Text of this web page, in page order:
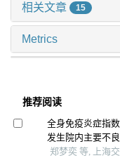
相关文章 15
Metrics
推荐阅读
全身免疫炎症指
发生院内主要不
郑梦奕 等, 上海